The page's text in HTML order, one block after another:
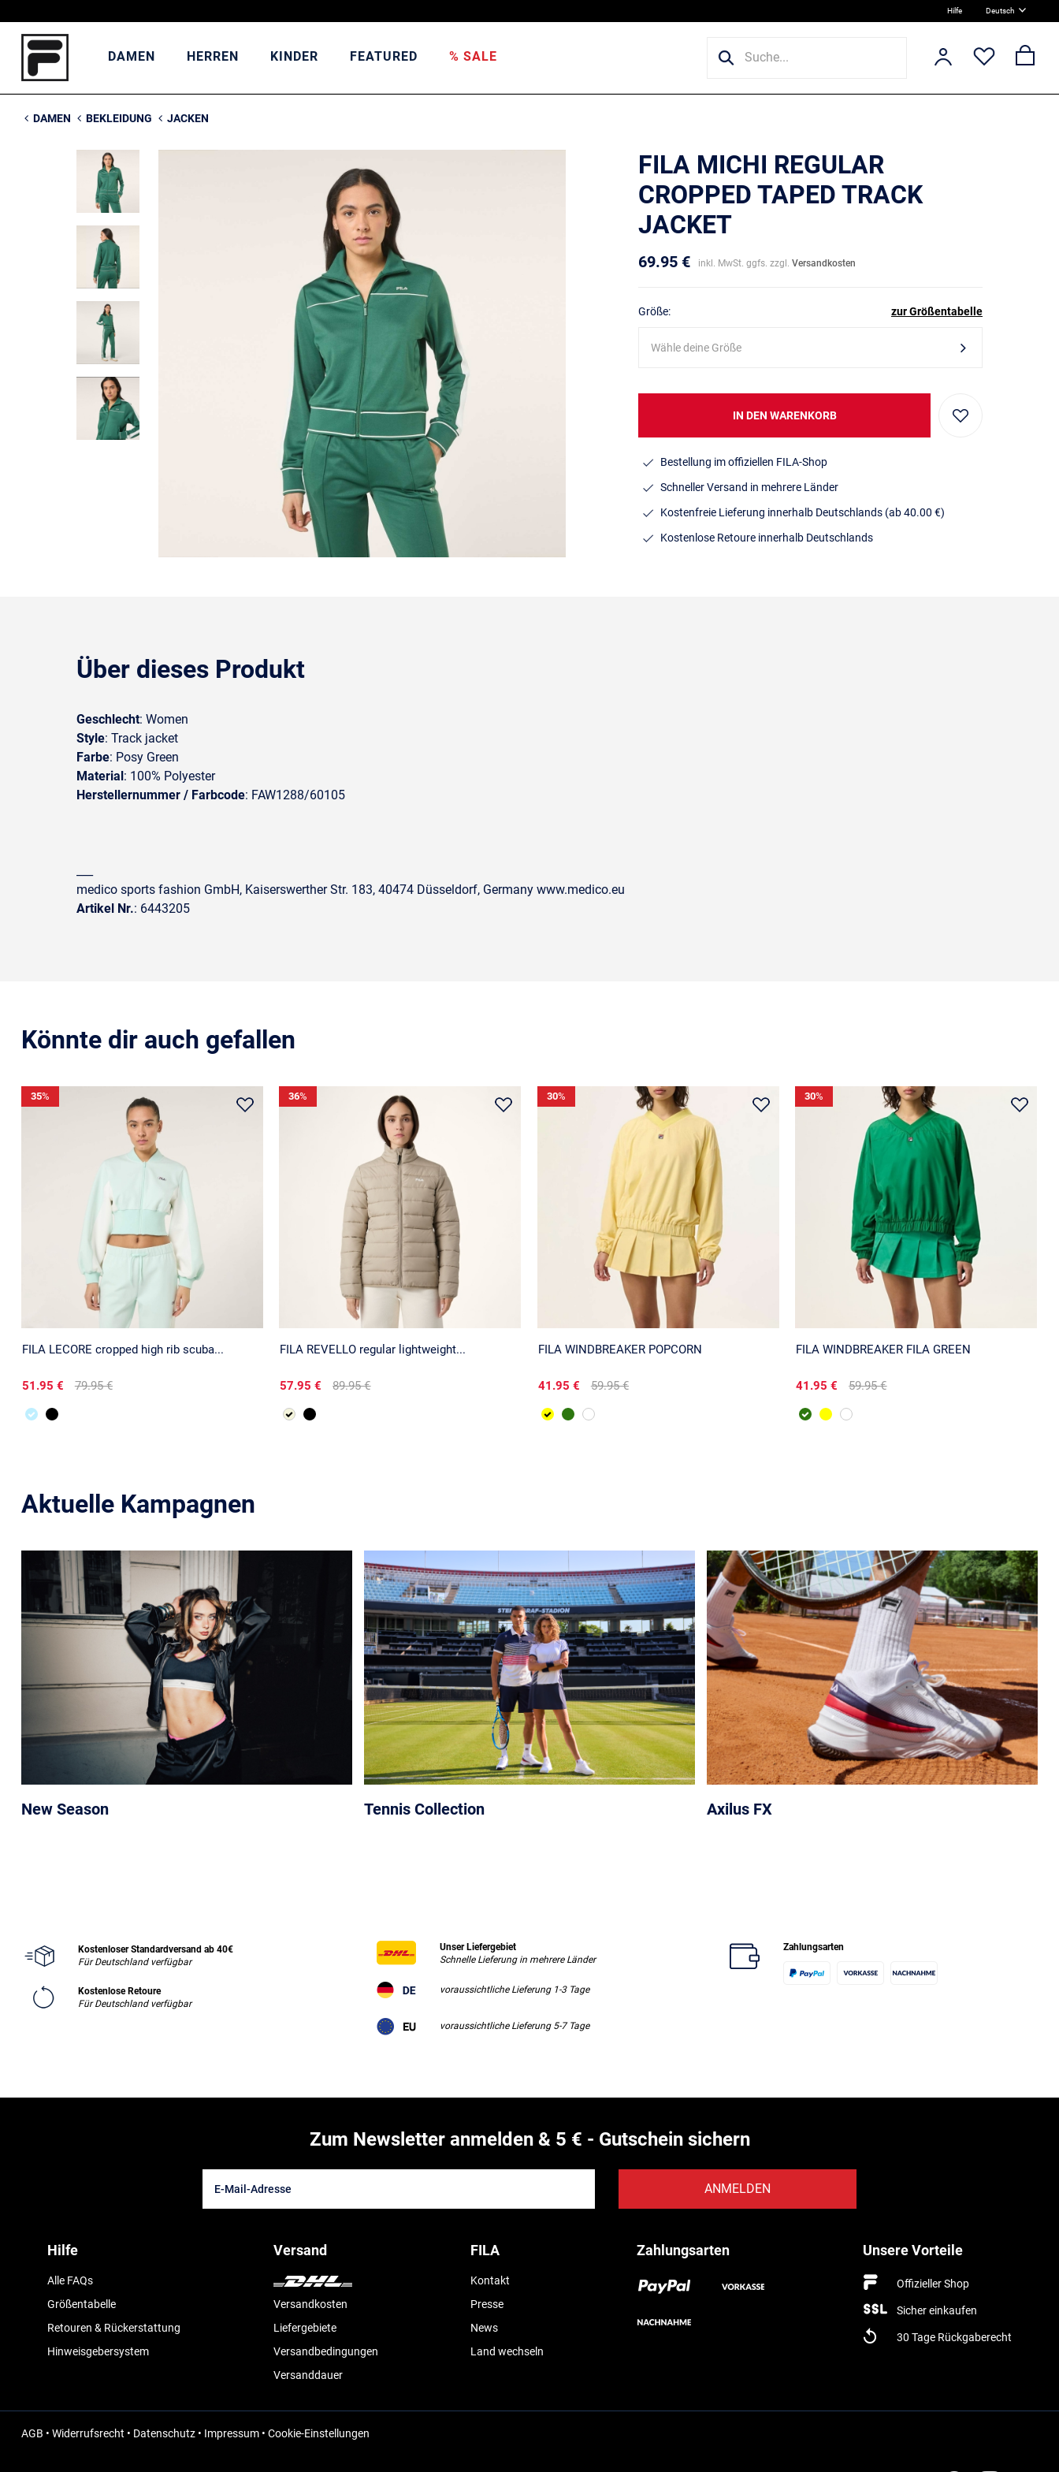
Hilfe Deutsch
DAMEN HERREN KINDER FEATURED % SALE
DAMEN BEKLEIDUNG JACKEN
FILA MICHI REGULAR
CROPPED TAPED TRACK
JACKET
69.95 € inkl. MwSt. ggfs. zzgl. Versandkosten
Größe: zur Größentabelle
Wähle deine Größe
IN DEN WARENKORB
Bestellung im offiziellen FILA-Shop
Schneller Versand in mehrere Länder
Kostenfreie Lieferung innerhalb Deutschlands (ab 40.00 €)
Kostenlose Retoure innerhalb Deutschlands
Über dieses Produkt
Geschlecht: Women
Style: Track jacket
Farbe: Posy Green
Material: 100% Polyester
Herstellernummer / Farbcode: FAW1288/60105
medico sports fashion GmbH, Kaiserswerther Str. 183, 40474 Düsseldorf, Germany www.medico.eu
Artikel Nr.: 6443205
Könnte dir auch gefallen
FILA LECORE cropped high rib scuba...
51.95 € 79.95 €
35%
FILA REVELLO regular lightweight...
57.95 € 89.95 €
36%
FILA WINDBREAKER POPCORN
41.95 € 59.95 €
30%
FILA WINDBREAKER FILA GREEN
41.95 € 59.95 €
30%
Aktuelle Kampagnen
New Season Tennis Collection Axilus FX
Kostenloser Standardversand ab 40€
Für Deutschland verfügbar
Kostenlose Retoure
Für Deutschland verfügbar
Unser Liefergebiet
Schnelle Lieferung in mehrere Länder
voraussichtliche Lieferung 1-3 Tage
voraussichtliche Lieferung 5-7 Tage
Zahlungsarten
Zum Newsletter anmelden & 5 € - Gutschein sichern
ANMELDEN
Hilfe
Alle FAQs
Größentabelle
Retouren & Rückerstattung
Hinweisgebersystem
Versand
Versandkosten
Liefergebiete
Versandbedingungen
Versanddauer
FILA
Kontakt
Presse
News
Land wechseln
Zahlungsarten Unsere Vorteile
Offizieller Shop
Sicher einkaufen
30 Tage Rückgaberecht
AGB • Widerrufsrecht • Datenschutz• Impressum• Cookie-Einstellungen